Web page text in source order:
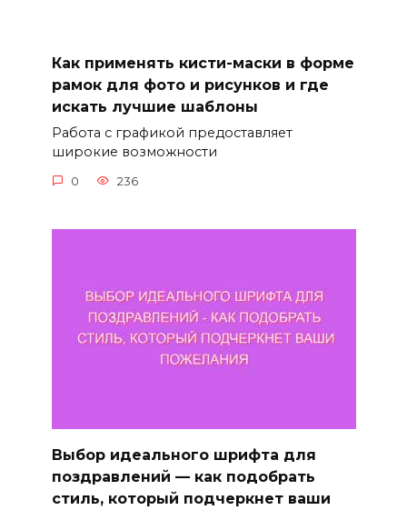
Как применять кисти-маски в форме
рамок для фото и рисунков и где
искать лучшие шаблоны
Работа с графикой предоставляет
широкие возможности
0 236
Выбор идеального шрифта для
поздравлений — как подобрать
стиль, который подчеркнет ваши